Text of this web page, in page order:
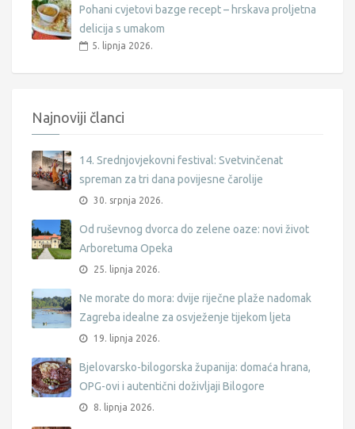
Pohani cvjetovi bazge recept – hrskava proljetna
delicija s umakom
5. lipnja 2026.
Najnoviji članci
14. Srednjovjekovni festival: Svetvinčenat
spreman za tri dana povijesne čarolije
30. srpnja 2026.
Od ruševnog dvorca do zelene oaze: novi život
Arboretuma Opeka
25. lipnja 2026.
Ne morate do mora: dvije riječne plaže nadomak
Zagreba idealne za osvježenje tijekom ljeta
19. lipnja 2026.
Bjelovarsko-bilogorska županija: domaća hrana,
OPG-ovi i autentični doživljaji Bilogore
8. lipnja 2026.